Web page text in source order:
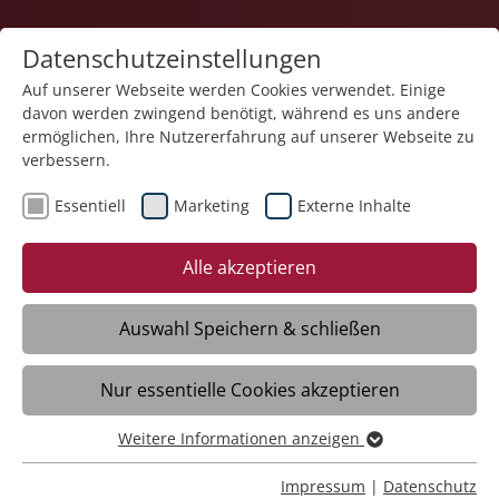
Jugendtreff im Jugend- und
Kulturzentrum MOLKE
Friedrichshafen
Datenschutzeinstellungen
Auf unserer Webseite werden Cookies verwendet. Einige
davon werden zwingend benötigt, während es uns andere
ermöglichen, Ihre Nutzererfahrung auf unserer Webseite zu
verbessern.
Essentiell Marketing Externe Inhalte
Alle akzeptieren
Auswahl Speichern & schließen
Nur essentielle Cookies akzeptieren
Essentiell
Essentielle Cookies werden für grundlegende Funktionen
Weitere Informationen anzeigen
Impressum | Datenschutz